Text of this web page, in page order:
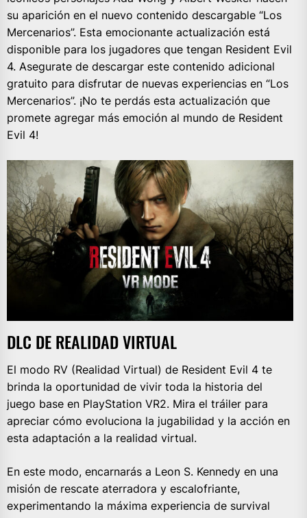
su aparición en el nuevo contenido descargable “Los
Mercenarios”. Esta emocionante actualización está
disponible para los jugadores que tengan Resident Evil
4. Asegurate de descargar este contenido adicional
gratuito para disfrutar de nuevas experiencias en “Los
Mercenarios”. ¡No te perdás esta actualización que
promete agregar más emoción al mundo de Resident
Evil 4!
DLC DE REALIDAD VIRTUAL
El modo RV (Realidad Virtual) de Resident Evil 4 te
brinda la oportunidad de vivir toda la historia del
juego base en PlayStation VR2. Mira el tráiler para
apreciar cómo evoluciona la jugabilidad y la acción en
esta adaptación a la realidad virtual.
En este modo, encarnarás a Leon S. Kennedy en una
misión de rescate aterradora y escalofriante,
experimentando la máxima experiencia de survival